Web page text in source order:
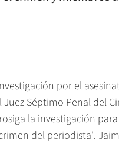
por el
Séptimo Penal del
la investigación
del periodista".